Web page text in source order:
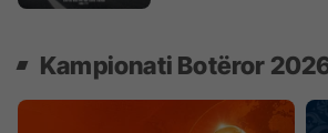
Kampionati Botëror